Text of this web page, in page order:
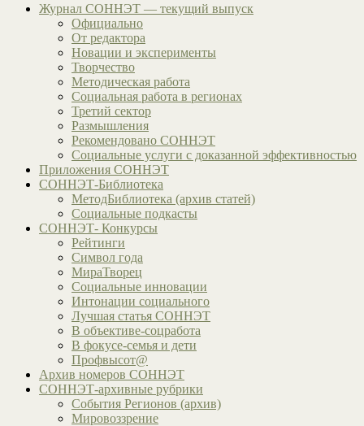
Журнал СОННЭТ — текущий выпуск
Официально
От редактора
Новации и эксперименты
Творчество
Методическая работа
Социальная работа в регионах
Третий сектор
Размышления
Рекомендовано СОННЭТ
Социальные услуги с доказанной эффективностью
Приложения СОННЭТ
СОННЭТ-Библиотека
МетодБиблиотека (архив статей)
Социальные подкасты
СОННЭТ- Конкурсы
Рейтинги
Символ года
МираТворец
Социальные инновации
Интонации социального
Лучшая статья СОННЭТ
В объективе-соцработа
В фокусе-семья и дети
Профвысот@
Архив номеров СОННЭТ
СОННЭТ-архивные рубрики
События Регионов (архив)
Мировоззрение